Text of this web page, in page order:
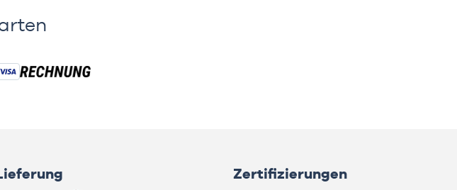
Zertifizierungen